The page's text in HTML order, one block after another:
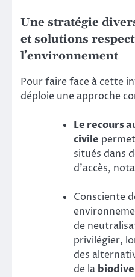
Une stratégie
et solutions
l’environnement
Pour faire face à cette
déploie une approche
Le recours
civile
situés dans
d’accès,
Consciente
de
privilégier,
des
de la